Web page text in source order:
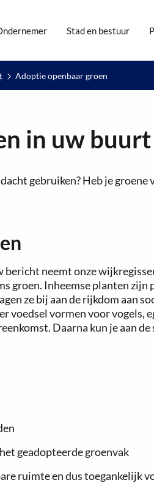
Stad en bestuur
Adoptie openbaar groen
in uw buurt
gebruiken? Heb je
neemt onze
groen. Inheemse planten
ze bij aan de rijkdom aan
voedsel vormen voor vogels,
Daarna kun je aan
geadopteerde groenvak
ruimte en dus toegankelijk